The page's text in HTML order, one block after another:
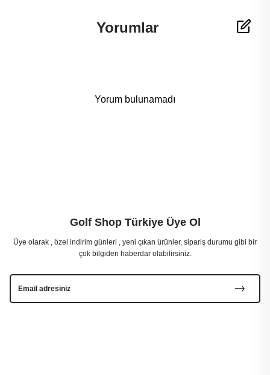
Yorumlar
Yorum bulunamadı
Golf Shop Türkiye Üye Ol
Üye olarak , özel indirim günleri , yeni çıkan ürünler, sipariş durumu gibi bir
çok bilgiden haberdar olabilirsiniz.